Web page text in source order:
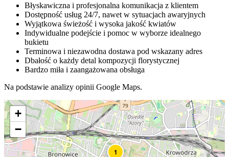
Błyskawiczna i profesjonalna komunikacja z klientem
Dostępność usług 24/7, nawet w sytuacjach awaryjnych
Wyjątkowa świeżość i wysoka jakość kwiatów
Indywidualne podejście i pomoc w wyborze idealnego
bukietu
Terminowa i niezawodna dostawa pod wskazany adres
Dbałość o każdy detal kompozycji florystycznej
Bardzo miła i zaangażowana obsługa
Na podstawie analizy opinii Google Maps.
1
+
−